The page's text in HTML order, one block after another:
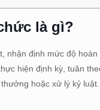
là gì?
nhận định mức độ
hiện định kỳ, tuân
hoặc xử lý kỷ